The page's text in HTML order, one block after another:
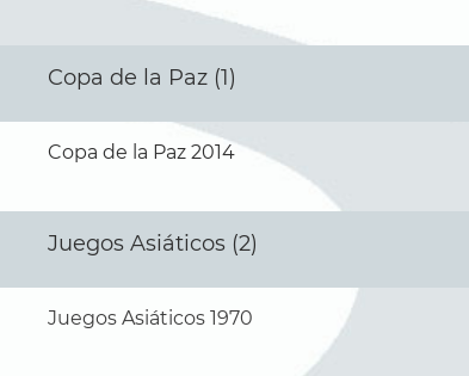
Copa de la Paz (1)
Copa de la Paz 2014
Juegos Asiáticos (2)
Juegos Asiáticos 1970